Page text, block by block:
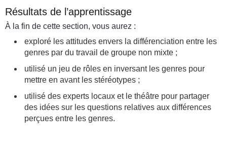
Résultats de l’apprentissage
À la fin de cette section, vous aurez :
exploré les attitudes envers la différenciation entre les
genres par du travail de groupe non mixte ;
utilisé un jeu de rôles en inversant les genres pour
mettre en avant les stéréotypes ;
utilisé des experts locaux et le théâtre pour partager
des idées sur les questions relatives aux différences
perçues entre les genres.